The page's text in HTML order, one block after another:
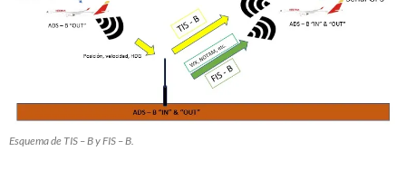
Esquema de TIS – B y FIS – B.